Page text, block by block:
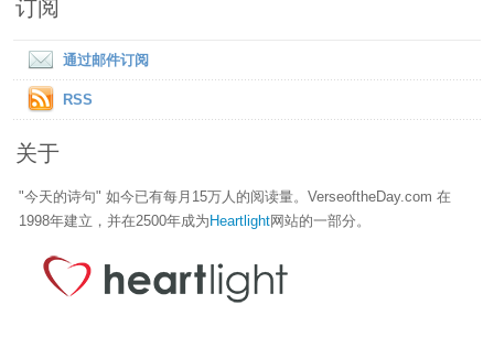
订阅
通过邮件订阅
RSS
关于
"今天的诗句" 如今已有每月15万人的阅读量。VerseoftheDay.com 在
1998年建立，并在2500年成为 Heartlight网站的一部分。